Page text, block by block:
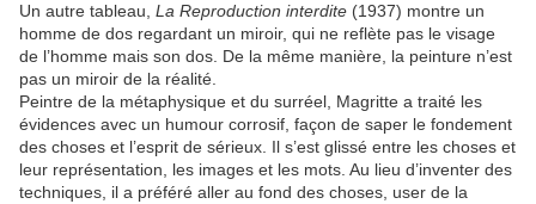
Un autre tableau, La Reproduction interdite (1937) montre un
homme de dos regardant un miroir, qui ne reflète pas le visage
de l’homme mais son dos. De la même manière, la peinture n’est
pas un miroir de la réalité.
Peintre de la métaphysique et du surréel, Magritte a traité les
évidences avec un humour corrosif, façon de saper le fondement
des choses et l’esprit de sérieux. Il s’est glissé entre les choses et
leur représentation, les images et les mots. Au lieu d’inventer des
techniques, il a préféré aller au fond des choses, user de la